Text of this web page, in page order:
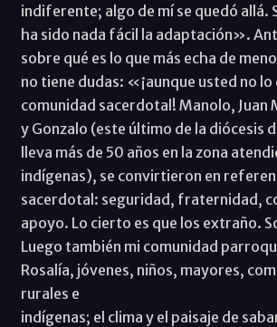
indiferente; algo de mí se quedó allá.
ha sido nada fácil la adaptación».
sobre qué es lo que más echa de
no tiene dudas: «¡aunque usted no lo
comunidad sacerdotal! Manolo, Juan
y Gonzalo (este último de la diócesis
lleva más de 50 años en la zona
indígenas), se convirtieron en
sacerdotal: seguridad, fraternidad,
apoyo. Lo cierto es que los extraño.
Luego también mi comunidad
Rosalía, jóvenes, niños, mayores,
rurales e
indígenas; el clima y el paisaje de